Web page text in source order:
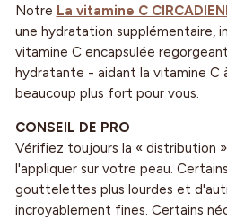
Notre La vitamine C
une hydratation supplémentaire,
vitamine C encapsulée
hydratante - aidant la vitamine C
beaucoup plus fort pour vous.
CONSEIL DE PRO
Vérifiez toujours la « distribution
l'appliquer sur votre peau.
gouttelettes plus lourdes et
incroyablement fines. Certains